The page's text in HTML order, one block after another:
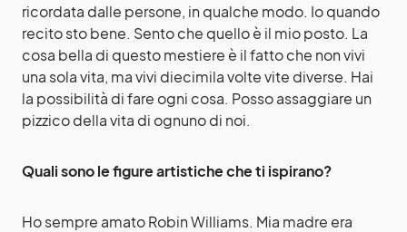
ricordata dalle persone, in qualche modo. Io quando
recito sto bene. Sento che quello è il mio posto. La
cosa bella di questo mestiere è il fatto che non vivi
una sola vita, ma vivi diecimila volte vite diverse. Hai
la possibilità di fare ogni cosa. Posso assaggiare un
pizzico della vita di ognuno di noi.
Quali sono le figure artistiche che ti ispirano?
Ho sempre amato Robin Williams. Mia madre era